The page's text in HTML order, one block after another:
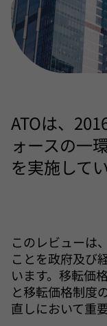
ATOは、
ォースの一
を実施して
このレビューは
ことを政府及び
います。移転価
と移転価格制度
直しにおいて重